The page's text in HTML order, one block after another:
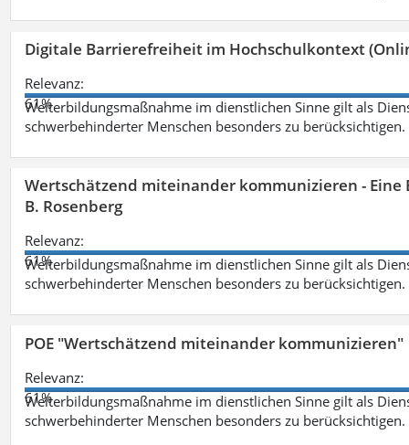
Digitale Barrierefreiheit im Hochschulkontext
Relevanz:
61%
Weiterbildungsmaßnahme im dienstlichen Sinne gilt als
schwerbehinderter Menschen besonders zu berücksichtigen.
Wertschätzend miteinander kommunizieren -
B. Rosenberg
Relevanz:
61%
Weiterbildungsmaßnahme im dienstlichen Sinne gilt als
schwerbehinderter Menschen besonders zu berücksichtigen.
POE "Wertschätzend miteinander kommunizieren"
Relevanz:
61%
Weiterbildungsmaßnahme im dienstlichen Sinne gilt als
schwerbehinderter Menschen besonders zu berücksichtigen.